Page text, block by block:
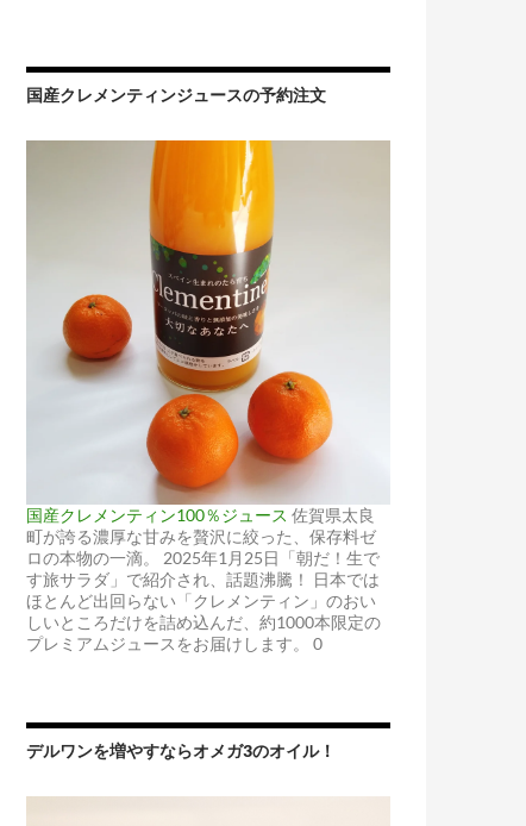
国産クレメンティンジュースの予約注文
国産クレメンティン100％ジュース 佐賀県太良
町が誇る濃厚な甘みを贅沢に絞った、保存料ゼ
ロの本物の一滴。 2025年1月25日「朝だ！生で
す旅サラダ」で紹介され、話題沸騰！ 日本では
ほとんど出回らない「クレメンティン」のおい
しいところだけを詰め込んだ、約1000本限定の
プレミアムジュースをお届けします。 0
デルワンを増やすならオメガ3のオイル！